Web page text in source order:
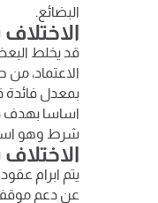
البضائع.
قد يخلط
الاعتماد،
بمعدل فائدة
اساسا بهدف
شرط وهو
يتم ابرام
عن دعم موقف